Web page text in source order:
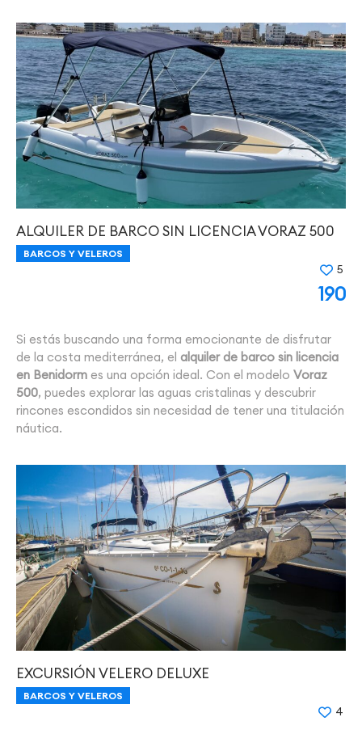
ALQUILER DE BARCO SIN LICENCIA VORAZ 500
BARCOS Y VELEROS
5
190
Si estás buscando una forma emocionante de disfrutar
de la costa mediterránea, el alquiler de barco sin licencia
en Benidorm es una opción ideal. Con el modelo Voraz
500, puedes explorar las aguas cristalinas y descubrir
rincones escondidos sin necesidad de tener una titulación
náutica.
EXCURSIÓN VELERO DELUXE
BARCOS Y VELEROS
4